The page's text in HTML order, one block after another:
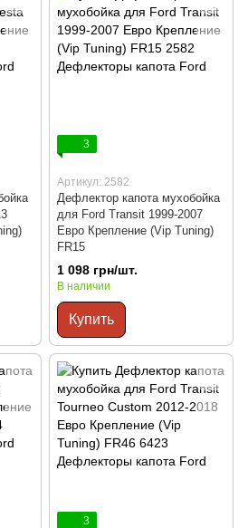
3
Артикул: 2582
Дефлектор капота мухобойка
для Ford Transit 1999-2007
Евро Крепление (Vip Tuning)
FR15
1 098 грн/шт.
В наличии
Купить
3